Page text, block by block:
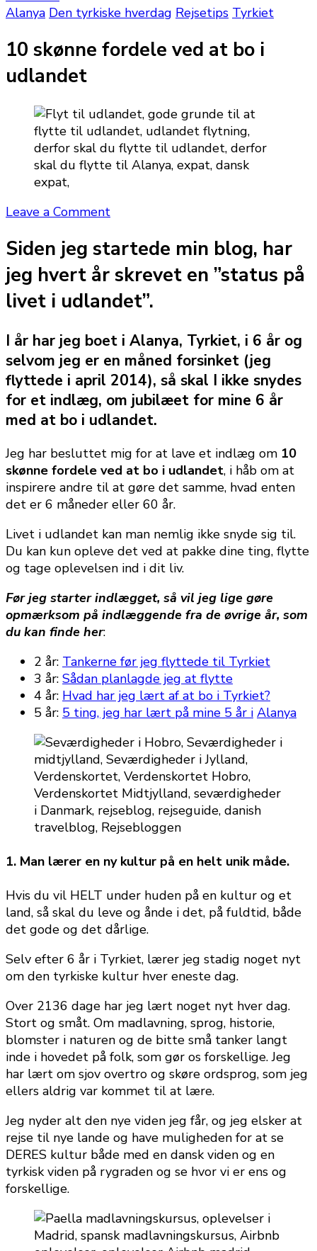
Alanya Den tyrkiske hverdag Rejsetips Tyrkiet
10 skønne fordele ved at bo i
udlandet
Leave a Commenton
skønne
ved
at
bo
udlandet
Siden jeg startede min blog, har
jeg hvert år skrevet en ”status på
livet i udlandet”.
I år har jeg boet i Alanya, Tyrkiet, i 6 år og
selvom jeg er en måned forsinket (jeg
flyttede i april 2014), så skal I ikke snydes
for et indlæg, om jubilæet for mine 6 år
med at bo i udlandet.
Jeg har besluttet mig for at lave et indlæg om 10
skønne fordele ved at bo i udlandet, i håb om at
inspirere andre til at gøre det samme, hvad enten
det er 6 måneder eller 60 år.
Livet i udlandet kan man nemlig ikke snyde sig til.
Du kan kun opleve det ved at pakke dine ting, flytte
og tage oplevelsen ind i dit liv.
Før jeg starter indlægget, så vil jeg lige gøre
opmærksom på indlæggende fra de øvrige år, som
du kan finde her:
2 år: Tankerne før jeg flyttede til Tyrkiet
3 år: Sådan planlagde jeg at flytte
4 år: Hvad har jeg lært af at bo i Tyrkiet?
5 år: 5 ting, jeg har lært på mine 5 år i Alanya
1. Man lærer en ny kultur på en helt unik måde.
Hvis du vil HELT under huden på en kultur og et
land, så skal du leve og ånde i det, på fuldtid, både
det gode og det dårlige.
Selv efter 6 år i Tyrkiet, lærer jeg stadig noget nyt
om den tyrkiske kultur hver eneste dag.
Over 2136 dage har jeg lært noget nyt hver dag.
Stort og småt. Om madlavning, sprog, historie,
blomster i naturen og de bitte små tanker langt
inde i hovedet på folk, som gør os forskellige. Jeg
har lært om sjov overtro og skøre ordsprog, som jeg
ellers aldrig var kommet til at lære.
Jeg nyder alt den nye viden jeg får, og jeg elsker at
rejse til nye lande og have muligheden for at se
DERES kultur både med en dansk viden og en
tyrkisk viden på rygraden og se hvor vi er ens og
forskellige.